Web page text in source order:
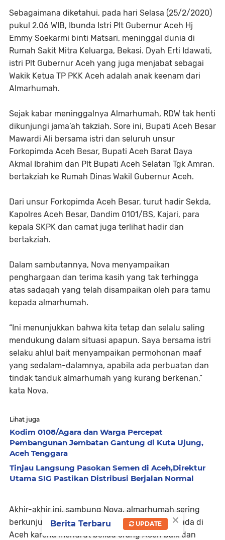
Sebagaimana diketahui, pada hari Selasa (25/2/2020)
pukul 2.06 WIB, Ibunda Istri Plt Gubernur Aceh Hj
Emmy Soekarmi binti Matsari, meninggal dunia di
Rumah Sakit Mitra Keluarga, Bekasi. Dyah Erti Idawati,
istri Plt Gubernur Aceh yang juga menjabat sebagai
Wakik Ketua TP PKK Aceh adalah anak keenam dari
Almarhumah.
Sejak kabar meninggalnya Almarhumah, RDW tak henti
dikunjungi jama’ah takziah. Sore ini, Bupati Aceh Besar
Mawardi Ali bersama istri dan seluruh unsur
Forkopimda Aceh Besar, Bupati Aceh Barat Daya
Akmal Ibrahim dan Plt Bupati Aceh Selatan Tgk Amran,
bertakziah ke Rumah Dinas Wakil Gubernur Aceh.
Dari unsur Forkopimda Aceh Besar, turut hadir Sekda,
Kapolres Aceh Besar, Dandim 0101/BS, Kajari, para
kepala SKPK dan camat juga terlihat hadir dan
bertakziah.
Dalam sambutannya, Nova menyampaikan
penghargaan dan terima kasih yang tak terhingga
atas sadaqah yang telah disampaikan oleh para tamu
kepada almarhumah.
“Ini menunjukkan bahwa kita tetap dan selalu saling
mendukung dalam situasi apapun. Saya bersama istri
selaku ahlul bait menyampaikan permohonan maaf
yang sedalam-dalamnya, apabila ada perbuatan dan
tindak tanduk almarhumah yang kurang berkenan,”
kata Nova.
Lihat juga
Kodim 0108/Agara dan Warga Percepat
Pembangunan Jembatan Gantung di Kuta Ujung,
Aceh Tenggara
Tinjau Langsung Pasokan Semen di Aceh,Direktur
Utama SIG Pastikan Distribusi Berjalan Normal
Akhir-akhir ini, sambung Nova, almarhumah sering
berkunjung ke Aceh. Beliau senang sekali berada di
Aceh karena menurut beliau orang Aceh baik dan
×
Berita Terbaru UPDATE